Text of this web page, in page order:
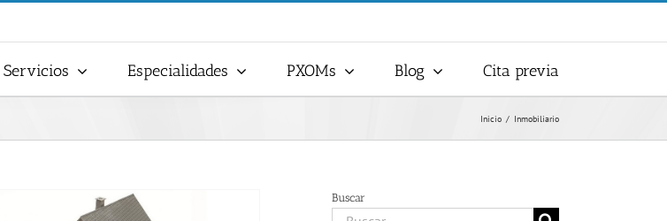
Servicios Especialidades PXOMs Blog Cita previa
Inicio Inmobiliario
Buscar